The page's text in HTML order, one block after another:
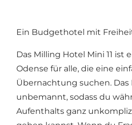
Ein Budgethotel mit
Das Milling Hotel Mini 11 ist
Odense für alle, die eine
Übernachtung suchen. Das
unbemannt, sodass du
Aufenthalts ganz